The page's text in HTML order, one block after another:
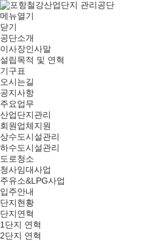
메뉴열기
닫기
공단소개
이사장인사말
설립목적 및 연혁
기구표
오시는길
공지사항
주요업무
산업단지관리
회원업체지원
상수도시설관리
하수도시설관리
도로청소
청사임대사업
주유소&LPG사업
입주안내
단지현황
단지연혁
1단지 연혁
2단지 연혁